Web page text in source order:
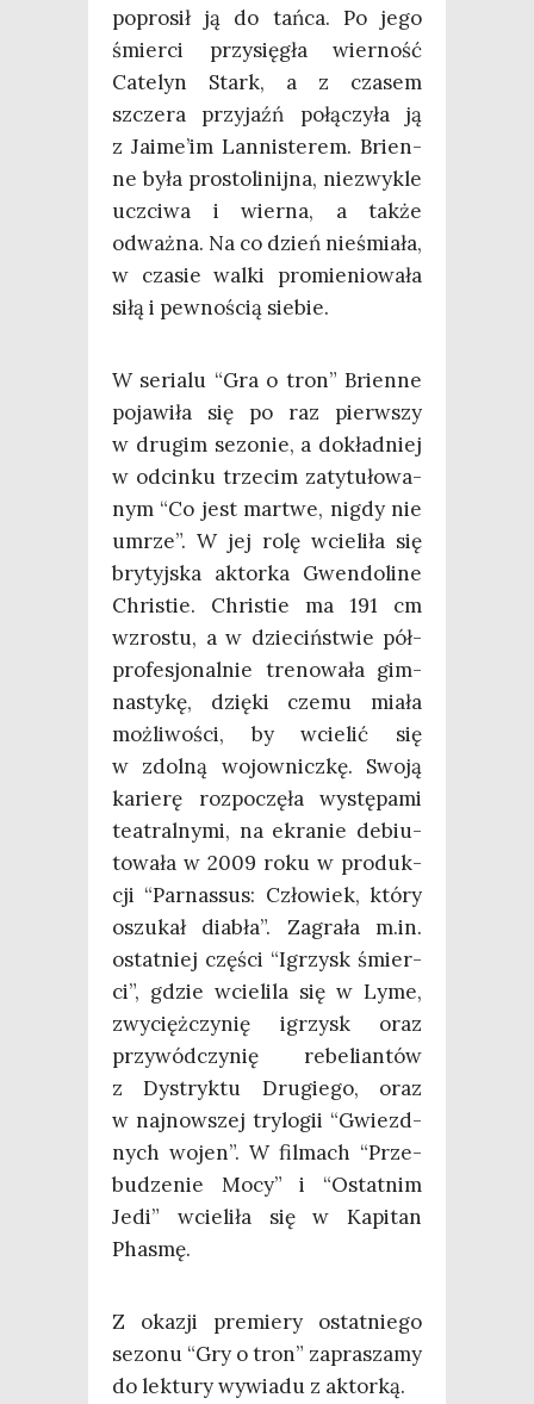
popro­sił ją do tań­ca. Po jego
śmier­ci przy­się­gła wier­ność
Cate­lyn Stark, a z cza­sem
szcze­ra przy­jaźń połą­czy­ła ją
z Jaime­’im Lan­ni­ste­rem. Brien­
ne była pro­sto­li­nij­na, nie­zwy­kle
uczci­wa i wier­na, a tak­że
odważ­na. Na co dzień nie­śmia­ła,
w cza­sie wal­ki pro­mie­nio­wa­ła
siłą i pew­no­ścią siebie.
W seria­lu “Gra o tron” Brien­ne
poja­wi­ła się po raz pierw­szy
w dru­gim sezo­nie, a dokład­niej
w odcin­ku trze­cim zaty­tu­ło­wa­
nym “Co jest mar­twe, nigdy nie
umrze”. W jej rolę wcie­li­ła się
bry­tyj­ska aktor­ka Gwen­do­li­ne
Chri­stie. Chri­stie ma 191 cm
wzro­stu, a w dzie­ciń­stwie pół­
pro­fe­sjo­nal­nie tre­no­wa­ła gim­
na­sty­kę, dzię­ki cze­mu mia­ła
moż­li­wo­ści, by wcie­lić się
w zdol­ną wojow­nicz­kę. Swo­ją
karie­rę roz­po­czę­ła wystę­pa­mi
teatral­ny­mi, na ekra­nie debiu­
to­wa­ła w 2009 roku w pro­duk­
cji “Par­nas­sus: Czło­wiek, któ­ry
oszu­kał dia­bła”. Zagra­ła m.in.
ostat­niej czę­ści “Igrzysk śmier­
ci”, gdzie wcie­li­la się w Lyme,
zwy­cięż­czy­nię igrzysk oraz
przy­wód­czy­nię rebe­lian­tów
z Dys­tryk­tu Dru­gie­go, oraz
w naj­now­szej try­lo­gii “Gwiezd­
nych wojen”. W fil­mach “Prze­
bu­dze­nie Mocy” i “Ostat­nim
Jedi” wcie­li­ła się w Kapi­tan
Phasmę.
Z oka­zji pre­mie­ry ostat­nie­go
sezo­nu “Gry o tron” zapra­sza­my
do lek­tu­ry wywia­du z aktorką.